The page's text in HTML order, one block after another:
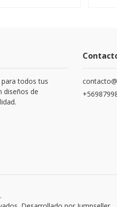
todos tus
diseños de